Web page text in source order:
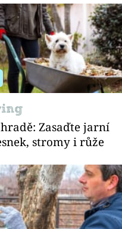
Zasaďte jarní
stromy i růže